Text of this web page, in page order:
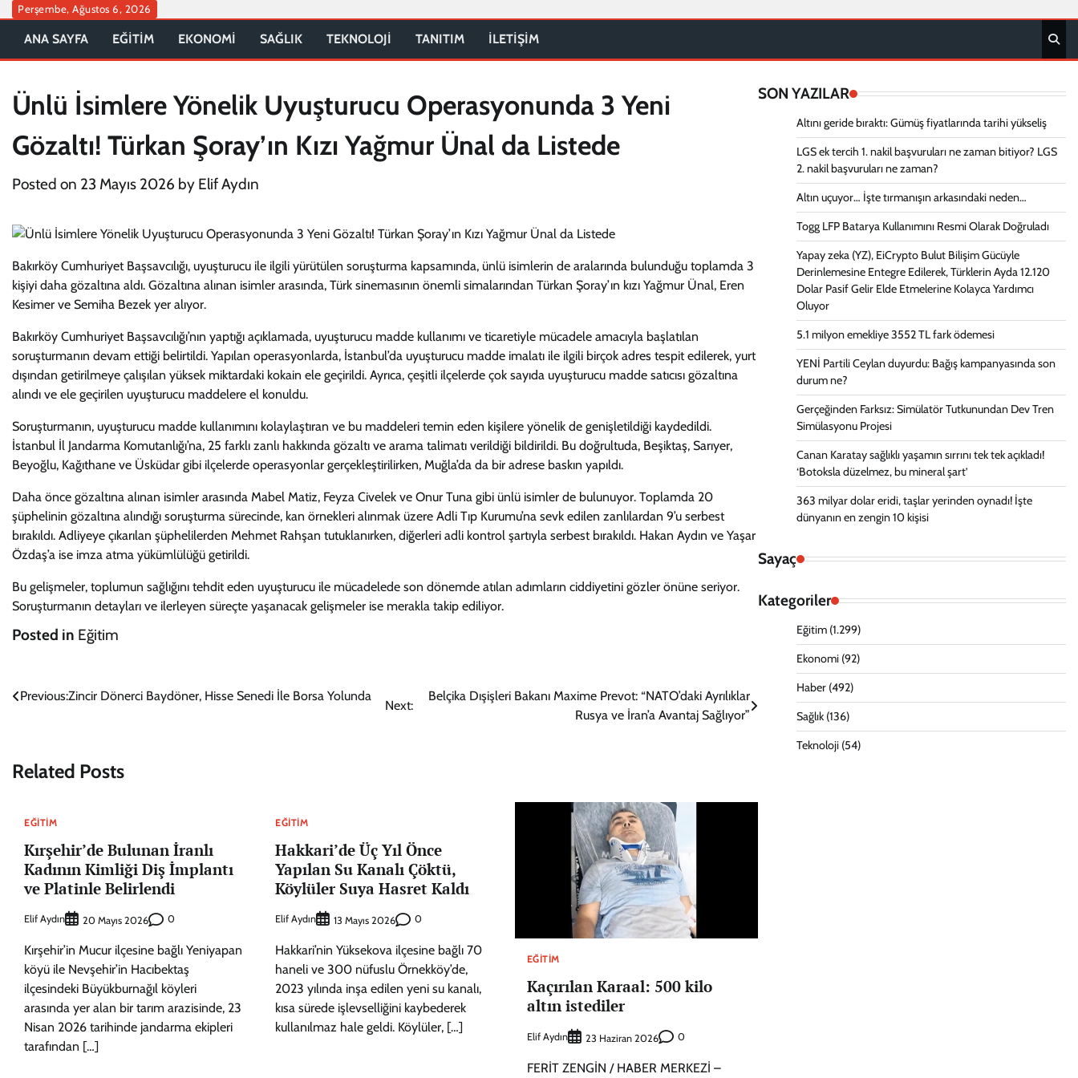
Skip
content
Perşembe, Ağustos 6, 2026
ANA SAYFA EĞİTİM EKONOMİ SAĞLIK TEKNOLOJİ TANITIM İLETİŞİM
Ünlü İsimlere Yönelik Uyuşturucu Operasyonunda 3 Yeni
Gözaltı! Türkan Şoray’ın Kızı Yağmur Ünal da Listede
Posted on 23 Mayıs 2026 by Elif Aydın
Bakırköy Cumhuriyet Başsavcılığı, uyuşturucu ile ilgili yürütülen soruşturma kapsamında, ünlü isimlerin de aralarında bulunduğu toplamda 3
kişiyi daha gözaltına aldı. Gözaltına alınan isimler arasında, Türk sinemasının önemli simalarından Türkan Şoray’ın kızı Yağmur Ünal, Eren
Kesimer ve Semiha Bezek yer alıyor.
Bakırköy Cumhuriyet Başsavcılığı’nın yaptığı açıklamada, uyuşturucu madde kullanımı ve ticaretiyle mücadele amacıyla başlatılan
soruşturmanın devam ettiği belirtildi. Yapılan operasyonlarda, İstanbul’da uyuşturucu madde imalatı ile ilgili birçok adres tespit edilerek, yurt
dışından getirilmeye çalışılan yüksek miktardaki kokain ele geçirildi. Ayrıca, çeşitli ilçelerde çok sayıda uyuşturucu madde satıcısı gözaltına
alındı ve ele geçirilen uyuşturucu maddelere el konuldu.
Soruşturmanın, uyuşturucu madde kullanımını kolaylaştıran ve bu maddeleri temin eden kişilere yönelik de genişletildiği kaydedildi.
İstanbul İl Jandarma Komutanlığı’na, 25 farklı zanlı hakkında gözaltı ve arama talimatı verildiği bildirildi. Bu doğrultuda, Beşiktaş, Sarıyer,
Beyoğlu, Kağıthane ve Üsküdar gibi ilçelerde operasyonlar gerçekleştirilirken, Muğla’da da bir adrese baskın yapıldı.
Daha önce gözaltına alınan isimler arasında Mabel Matiz, Feyza Civelek ve Onur Tuna gibi ünlü isimler de bulunuyor. Toplamda 20
şüphelinin gözaltına alındığı soruşturma sürecinde, kan örnekleri alınmak üzere Adli Tıp Kurumu’na sevk edilen zanlılardan 9’u serbest
bırakıldı. Adliyeye çıkarılan şüphelilerden Mehmet Rahşan tutuklanırken, diğerleri adli kontrol şartıyla serbest bırakıldı. Hakan Aydın ve Yaşar
Özdaş’a ise imza atma yükümlülüğü getirildi.
Bu gelişmeler, toplumun sağlığını tehdit eden uyuşturucu ile mücadelede son dönemde atılan adımların ciddiyetini gözler önüne seriyor.
Soruşturmanın detayları ve ilerleyen süreçte yaşanacak gelişmeler ise merakla takip ediliyor.
Posted in Eğitim
Yazı
Previous:Zincir Dönerci Baydöner, Hisse Senedi İle Borsa Yolunda
Next:
Belçika Dışişleri Bakanı Maxime Prevot: “NATO’daki Ayrılıklar
Rusya ve İran’a Avantaj Sağlıyor”
Related Posts
EĞITIM
Kırşehir’de Bulunan İranlı
Kadının Kimliği Diş İmplantı
ve Platinle Belirlendi
Elif Aydın 20 Mayıs 2026 0
Kırşehir’in Mucur ilçesine bağlı Yeniyapan
köyü ile Nevşehir’in Hacıbektaş
ilçesindeki Büyükburnağıl köyleri
arasında yer alan bir tarım arazisinde, 23
Nisan 2026 tarihinde jandarma ekipleri
tarafından […]
EĞITIM
Hakkari’de Üç Yıl Önce
Yapılan Su Kanalı Çöktü,
Köylüler Suya Hasret Kaldı
Elif Aydın 13 Mayıs 2026 0
Hakkari’nin Yüksekova ilçesine bağlı 70
haneli ve 300 nüfuslu Örnekköy’de,
2023 yılında inşa edilen yeni su kanalı,
kısa sürede işlevselliğini kaybederek
kullanılmaz hale geldi. Köylüler, […]
EĞITIM
Kaçırılan Karaal: 500 kilo
altın istediler
Elif Aydın 23 Haziran 2026 0
FERİT ZENGİN / HABER MERKEZİ –
SON YAZILAR
Altını geride bıraktı: Gümüş fiyatlarında tarihi yükseliş
LGS ek tercih 1. nakil başvuruları ne zaman bitiyor? LGS
2. nakil başvuruları ne zaman?
Altın uçuyor… İşte tırmanışın arkasındaki neden…
Togg LFP Batarya Kullanımını Resmi Olarak Doğruladı
Yapay zeka (YZ), EiCrypto Bulut Bilişim Gücüyle
Derinlemesine Entegre Edilerek, Türklerin Ayda 12.120
Dolar Pasif Gelir Elde Etmelerine Kolayca Yardımcı
Oluyor
5.1 milyon emekliye 3552 TL fark ödemesi
YENİ Partili Ceylan duyurdu: Bağış kampanyasında son
durum ne?
Gerçeğinden Farksız: Simülatör Tutkunundan Dev Tren
Simülasyonu Projesi
Canan Karatay sağlıklı yaşamın sırrını tek tek açıkladı!
‘Botoksla düzelmez, bu mineral şart’
363 milyar dolar eridi, taşlar yerinden oynadı! İşte
dünyanın en zengin 10 kişisi
Sayaç
Kategoriler
Eğitim(1.299)
Ekonomi(92)
Haber(492)
Sağlık(136)
Teknoloji(54)